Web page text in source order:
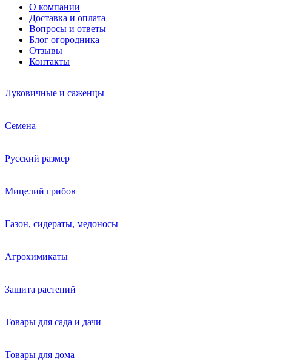
О компании
Доставка и оплата
Вопросы и ответы
Блог огородника
Отзывы
Контакты
Луковичные и саженцы
Семена
Русский размер
Мицелий грибов
Газон, сидераты, медоносы
Агрохимикаты
Защита растений
Товары для сада и дачи
Товары для дома